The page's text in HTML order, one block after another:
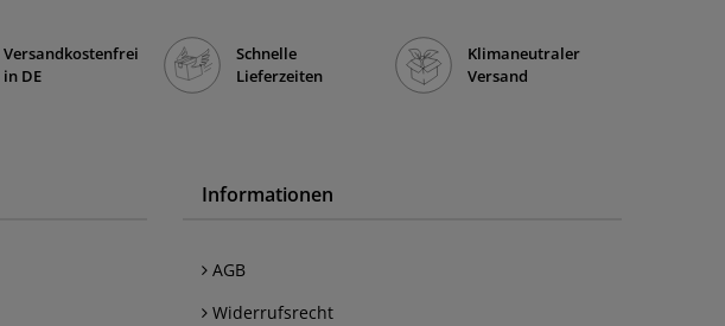
Versandkostenfrei
in DE
Schnelle
Lieferzeiten
Klimaneutraler
Versand
Informationen
AGB
Widerrufsrecht